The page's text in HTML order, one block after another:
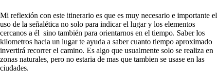
Mi reflexión con este itinerario es que es muy necesario e importante el
uso de la señalética no solo para indicar el lugar y los elementos
cercanos a él sino también para orientarnos en el tiempo. Saber los
kilometros hacia un lugar te ayuda a saber cuanto tiempo aproximado
invertirá recorrer el camino. Es algo que usualmente solo se realiza en
zonas naturales, pero no estaria de mas que tambien se usase en las
ciudades.